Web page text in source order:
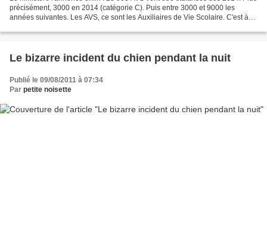
précisément, 3000 en 2014 (catégorie C). Puis entre 3000 et 9000 les
années suivantes. Les AVS, ce sont les Auxiliaires de Vie Scolaire. C'est à
Le bizarre incident du chien pendant la nuit
Publié le 09/08/2011 à 07:34
Par petite noisette